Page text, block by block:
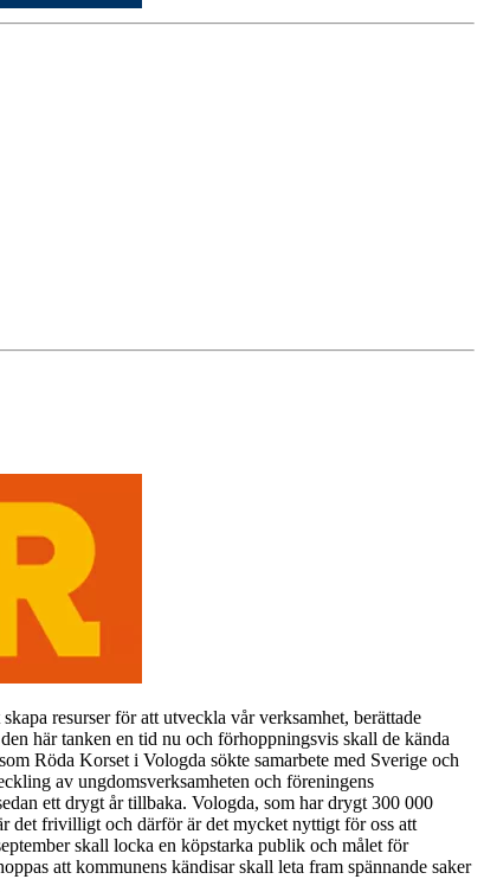
resurser för att utveckla vår verksamhet, berättade
här tanken en tid nu och förhoppningsvis skall de kända
Röda Korset i Vologda sökte samarbete med Sverige och
av ungdomsverksamheten och föreningens
ett drygt år tillbaka. Vologda, som har drygt 300 000
det frivilligt och därför är det mycket nyttigt för oss att
skall locka en köpstarka publik och målet för
att kommunens kändisar skall leta fram spännande saker